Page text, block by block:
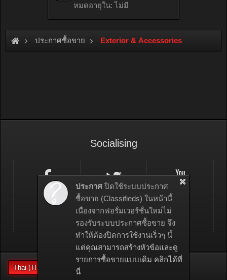
ประกาศ ปิดใช้ระบบประกาศ
ซื้อขาย (Classifieds) ในหน้านี้
เนื่องจากฟอรั่มเวอร์ชั่นใหม่ไม่
รองรับระบบประกาศซื้อขาย จึง
ทำให้ต้องปิดการใช้งานเร็วๆ นี้
แต่คุณสามารถสร้างหัวข้อและดู
รายการซื้อขายแบบเดิม คลิกได้ที่
นี่
หมดอายุใน: ไม่มี
ประกาศซื้อขาย Exterior & Accessories
Socialising
Thai (TH)